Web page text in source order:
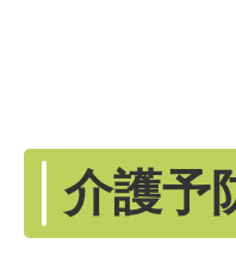
介護予